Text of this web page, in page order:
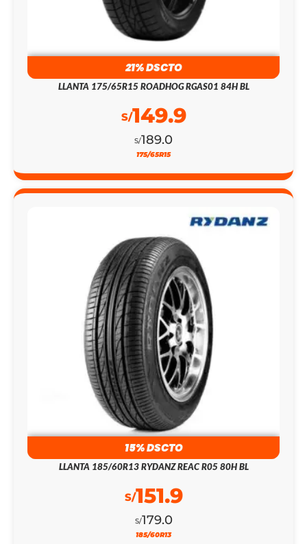
21% DSCTO
LLANTA 175/65R15 ROADHOG RGAS01 84H BL
S/189.0
S/149.9
175/65R15
15% DSCTO
LLANTA 185/60R13 RYDANZ REAC R05 80H BL
S/179.0
S/151.9
185/60R13